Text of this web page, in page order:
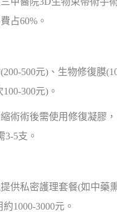
占60%。
500元)、生物修復膜
300元)。
術術後需使用修復凝膠
3-5支。
供私密護理套餐(如中藥
1000-3000元。